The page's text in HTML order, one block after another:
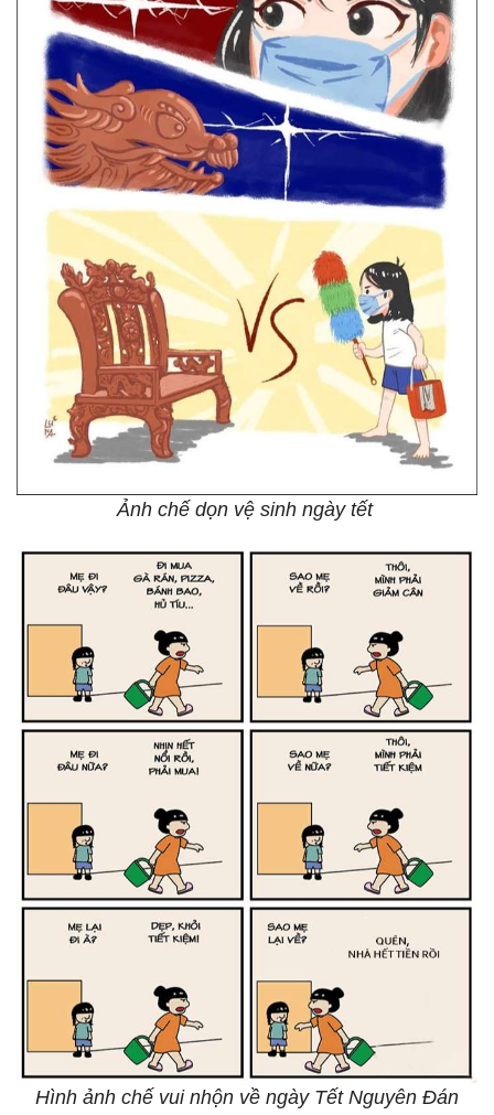
Ảnh chế dọn vệ sinh ngày tết
Hình ảnh chế vui nhộn về ngày Tết Nguyên Đán